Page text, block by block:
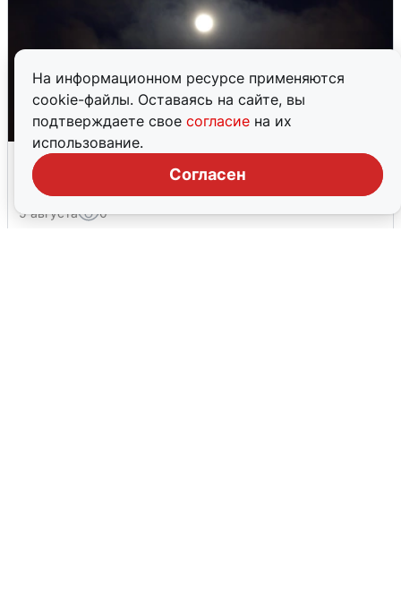
На информационном ресурсе применяются
cookie-файлы. Оставаясь на сайте, вы
подтверждаете свое согласие на их
использование.
Согласен
Взрывы в Воронеже после сигнала
тревоги
5 августа 0